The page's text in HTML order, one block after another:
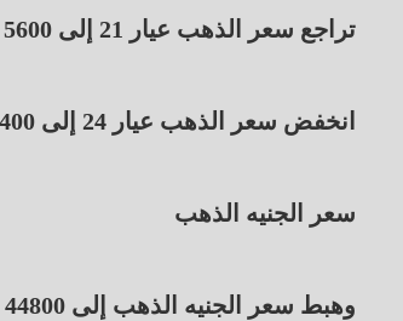
تراجع سعر الذهب عيار 21 إلى 5600 جنيه للجرام.
انخفض سعر الذهب عيار 24 إلى 6400 جنيه للجرام.
سعر الجنيه الذهب